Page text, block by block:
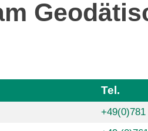
Tel.
+49(0)781